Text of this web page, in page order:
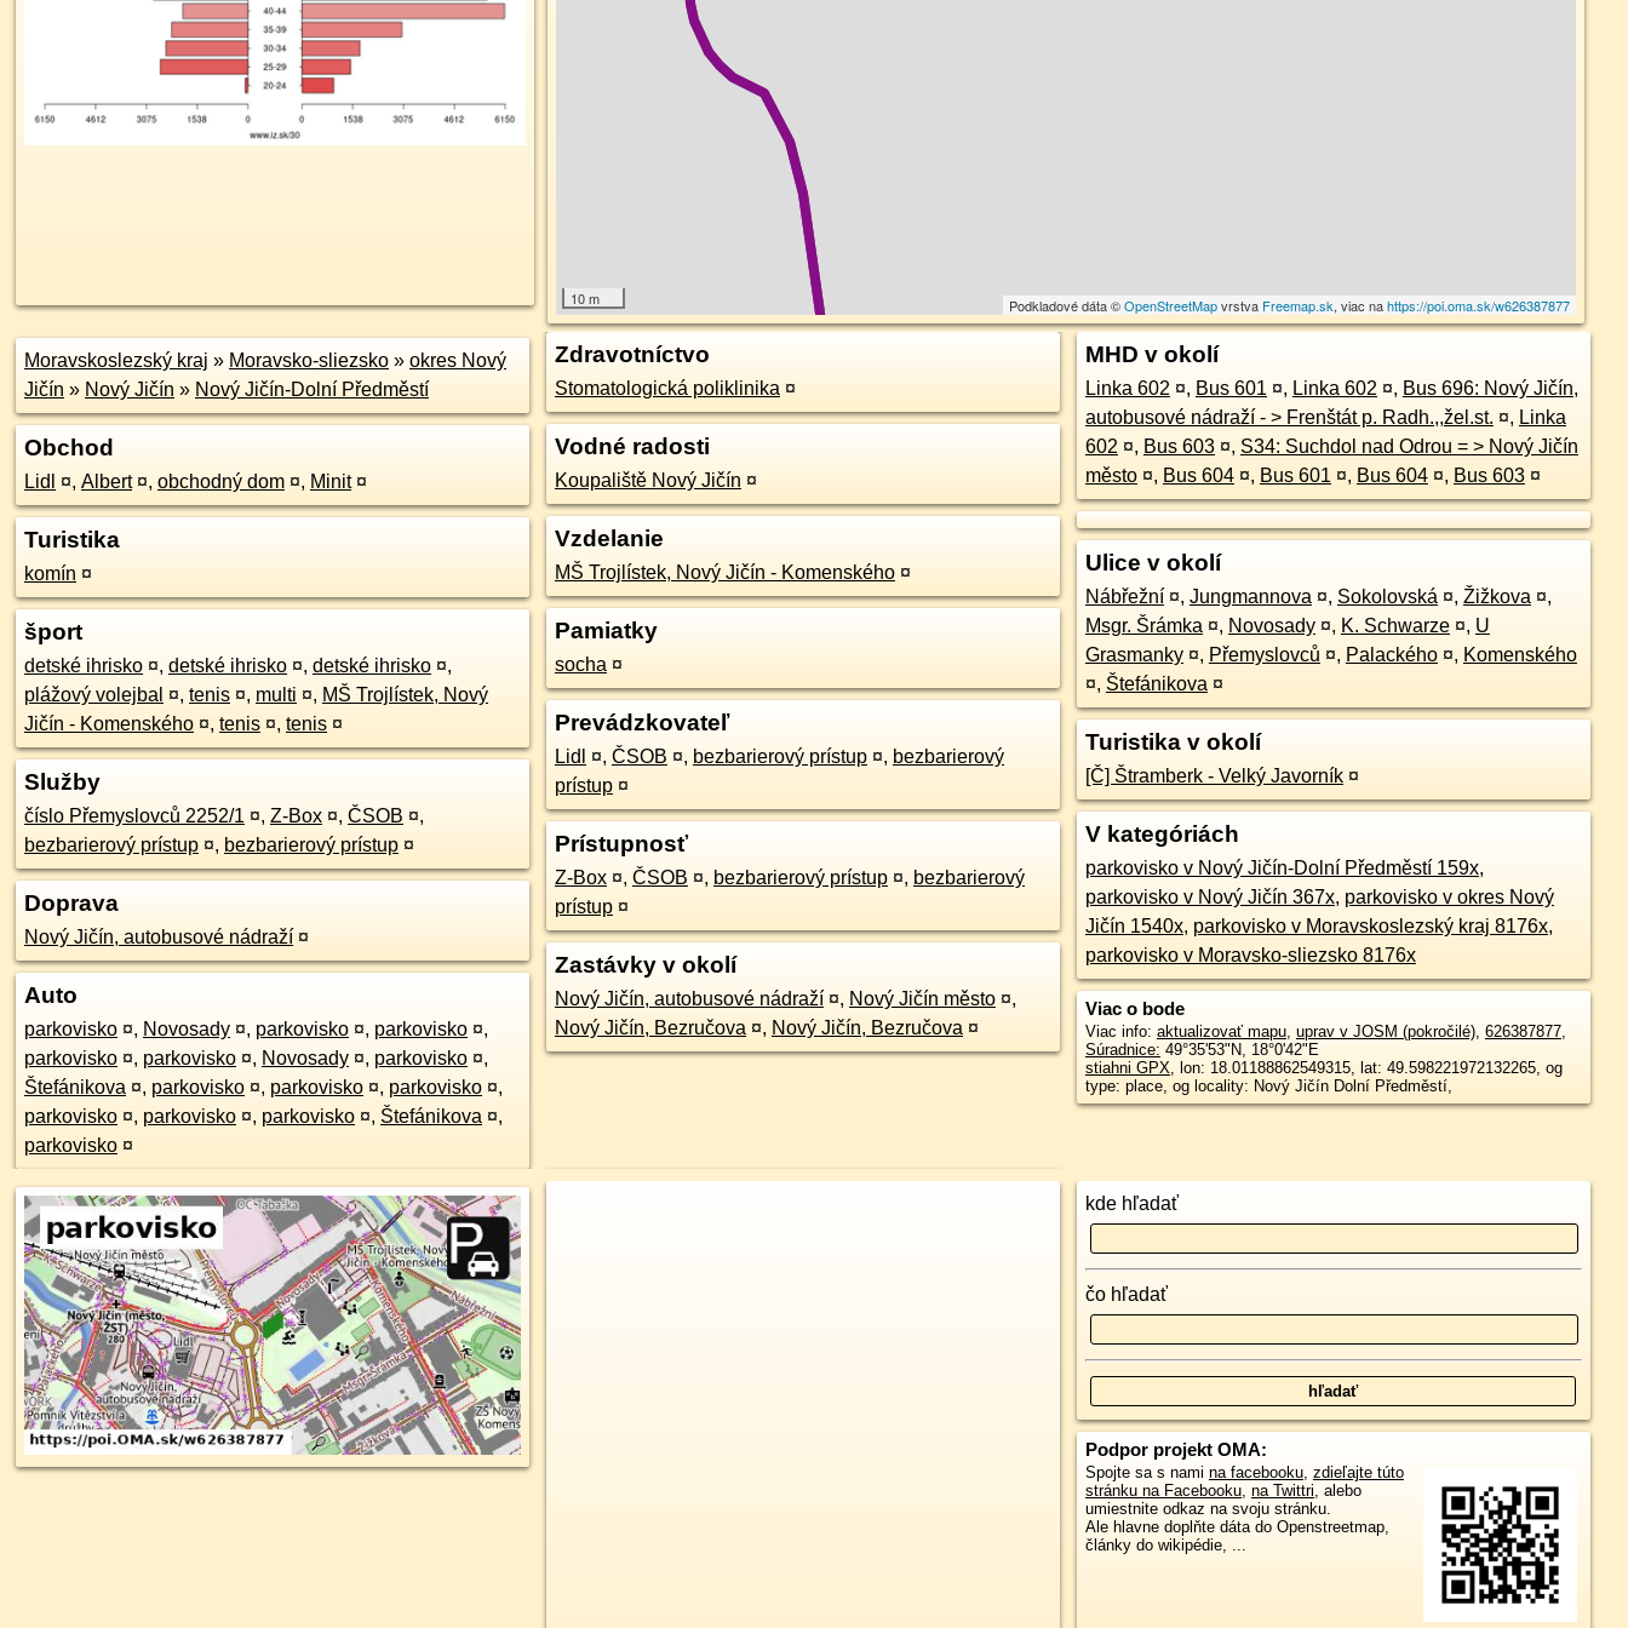
10 m Podkladové dáta ©OpenStreetMapvrstva Freemap.sk, viac nahttps://poi.oma.sk/w626387877
Moravskoslezský kraj » Moravsko-sliezsko » okres Nový
Jičín » Nový Jičín » Nový Jičín-Dolní Předměstí
Obchod
Lidl ¤, Albert ¤, obchodný dom ¤, Minit ¤
Turistika
komín ¤
šport
detské ihrisko ¤, detské ihrisko ¤, detské ihrisko ¤,
plážový volejbal ¤, tenis ¤, multi ¤, MŠ Trojlístek, Nový
Jičín - Komenského ¤, tenis ¤, tenis ¤
Služby
číslo Přemyslovců 2252/1 ¤, Z-Box ¤, ČSOB ¤,
bezbarierový prístup ¤, bezbarierový prístup ¤
Doprava
Nový Jičín, autobusové nádraží ¤
Auto
parkovisko ¤, Novosady ¤, parkovisko ¤, parkovisko ¤,
parkovisko ¤, parkovisko ¤, Novosady ¤, parkovisko ¤,
Štefánikova ¤, parkovisko ¤, parkovisko ¤, parkovisko ¤,
parkovisko ¤, parkovisko ¤, parkovisko ¤, Štefánikova ¤,
parkovisko ¤
Zdravotníctvo
Stomatologická poliklinika ¤
Vodné radosti
Koupaliště Nový Jičín ¤
Vzdelanie
MŠ Trojlístek, Nový Jičín - Komenského ¤
Pamiatky
socha ¤
Prevádzkovateľ
Lidl ¤, ČSOB ¤, bezbarierový prístup ¤, bezbarierový
prístup ¤
Prístupnosť
Z-Box ¤, ČSOB ¤, bezbarierový prístup ¤, bezbarierový
prístup ¤
Zastávky v okolí
Nový Jičín, autobusové nádraží ¤, Nový Jičín město ¤,
Nový Jičín, Bezručova ¤, Nový Jičín, Bezručova ¤
MHD v okolí
Linka 602 ¤, Bus 601 ¤, Linka 602 ¤, Bus 696: Nový Jičín,
autobusové nádraží - > Frenštát p. Radh.,,žel.st. ¤, Linka
602 ¤, Bus 603 ¤, S34: Suchdol nad Odrou = > Nový Jičín
město ¤, Bus 604 ¤, Bus 601 ¤, Bus 604 ¤, Bus 603 ¤
Ulice v okolí
Nábřežní ¤, Jungmannova ¤, Sokolovská ¤, Žižkova ¤,
Msgr. Šrámka ¤, Novosady ¤, K. Schwarze ¤, U
Grasmanky ¤, Přemyslovců ¤, Palackého ¤, Komenského
¤, Štefánikova ¤
Turistika v okolí
[Č] Štramberk - Velký Javorník ¤
V kategóriách
parkovisko v Nový Jičín-Dolní Předměstí 159x,
parkovisko v Nový Jičín 367x, parkovisko v okres Nový
Jičín 1540x, parkovisko v Moravskoslezský kraj 8176x,
parkovisko v Moravsko-sliezsko 8176x
Viac o bode
Viac info: aktualizovať mapu, uprav v JOSM (pokročilé), 626387877,
Súradnice: 49°35'53"N, 18°0'42"E
stiahni GPX, lon: 18.01188862549315, lat: 49.598221972132265, og
type: place, og locality: Nový Jičín Dolní Předměstí,
kde hľadať
čo hľadať
Podpor projekt OMA:
Spojte sa s nami na facebooku, zdieľajte túto
stránku na Facebooku, na Twittri, alebo
umiestnite odkaz na svoju stránku.
Ale hlavne doplňte dáta do Openstreetmap,
články do wikipédie, ...